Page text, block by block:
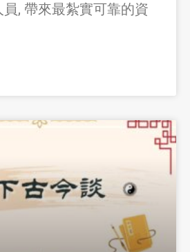
, 帶來最紮實可靠的資